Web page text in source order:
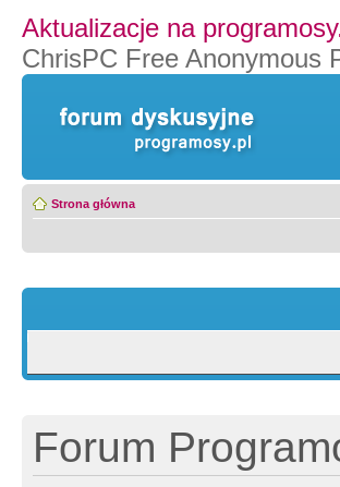
Aktualizacje na
ChrisPC Free Anonymous
Strona główna
Forum